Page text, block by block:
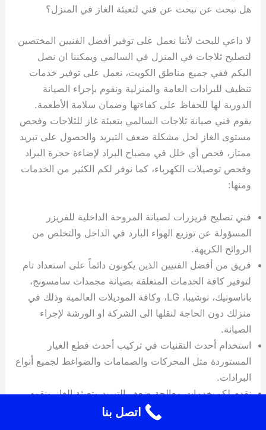
هل تبحث عن تبحث عن فني لتعبئة الغاز في المنزل؟
لا داعي للبحث لأننا نعمل على توفير أفضل الفنيين المختصين
لتصليح ثلاجات في المنزل في السالمي ويمكننا ان نصل
اليكم ففي جميع مناطق الكويت، نعمل على توفير خدمات
تنظيف للبرادات العامة والمنزلية ونقوم بإجراء الصيانة
الدورية لها للحفاظ على كفاءتها وضمان سلامة الأطعمة.
يقوم فني صيانة ثلاجات السالمي بتعبئة غاز للثلاجات وفحص
مستوى الغاز لحل مشكلة ضعف التبريد والحصول على تبريد
ممتاز، فحص أي خلل في مصباح البراد لإضاءة حجرة البراد
وفحص توصيلات الكهرباء، كما نوفر لكم الكثير من الخدمات
ومنها:
فني تصليح فريزرات لصيانة المروحة الداخلية للفريزر
المسؤولة عن توزيع الهواء البارد في الداخل والتخلص من
الروائح الكريهة.
فريق من أفضل الفنيين الذين يكونون دائماً على استعداد تام
لتوفير كافة الخدمات المتعلقة بصيانة مجمدات سامسونج،
باناسونيك، توشيبا، LG، وكافة الموديلات العالمية وذلك في
منزلك دون الحاجة لنقلها الى الشركة او الورشة لإجراء
الصيانة.
استخدام أحدث التقنيات في تركيب أحدث قطع الغيار
المستوردة مثل المحركات والصمامات والضواغط لجميع أنواع
البرادات.
نقدم لكم خدمات معالجة ضعف التبريد وتعبئة الغاز ونقوم
بتنظيف وصيانة التمديدات الداخلية وتبديل الأسلاك الكهربائية
اتصل بنا